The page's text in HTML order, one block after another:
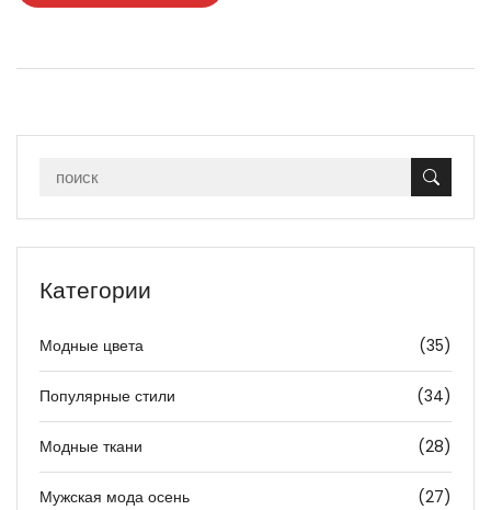
грамотно подобрать оттенки мебели, которые подчеркнут
Категории
Модные цвета (35)
Популярные стили (34)
Модные ткани (28)
Мужская мода осень (27)